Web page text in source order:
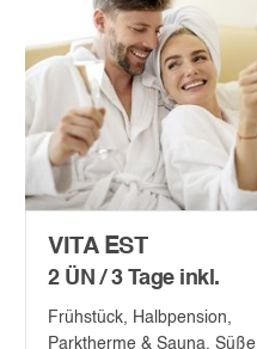
VITA EST
2 ÜN / 3 Tage inkl.
Frühstück, Halbpension,
Parktherme & Sauna, Süße